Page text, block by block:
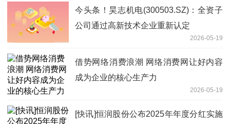
今头条！昊志机电(300503.SZ)：全资子
公司通过高新技术企业重新认定
2026-05-19
借势网络消费浪潮 网络消费网让好内容
成为企业的核心生产力
2026-05-19
[快讯]恒润股份公布2025年年度分红实施